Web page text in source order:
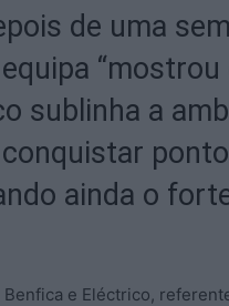
de uma
sublinha a
ainda o
e Eléctrico,